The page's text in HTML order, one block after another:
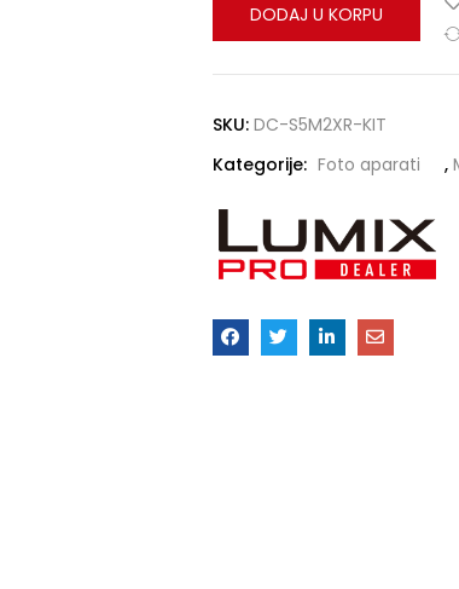
DODAJ U KORPU
SKU: DC-S5M2XR-KIT
Kategorije: Foto aparati ,